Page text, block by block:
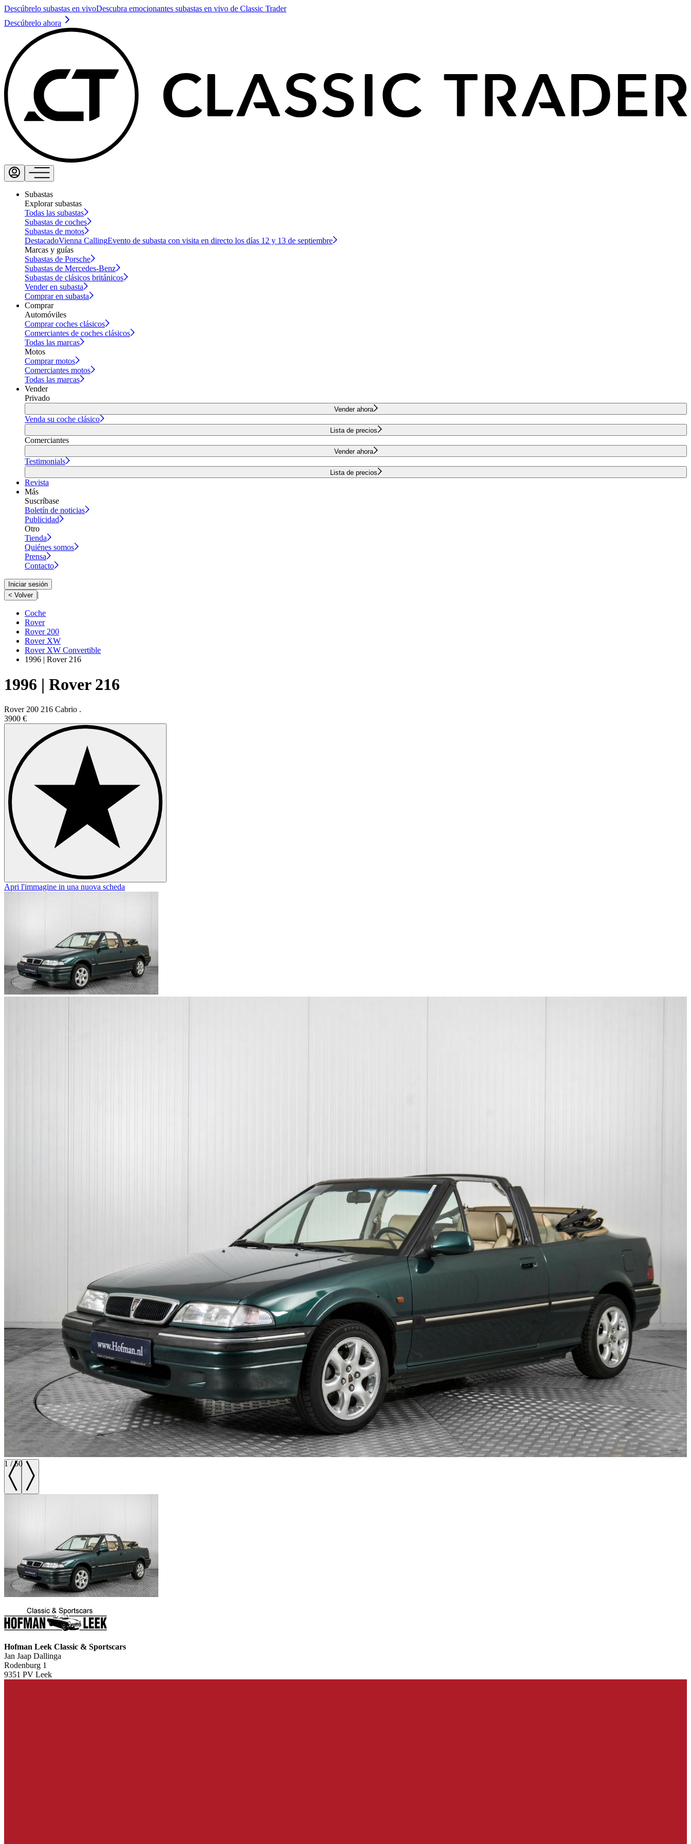
Descúbrelo subastas en vivoDescubra emocionantes subastas en vivo de Classic Trader
Descúbrelo ahora
Subastas
Explorar subastas
Todas las subastas
Subastas de coches
Subastas de motos
DestacadoVienna CallingEvento de subasta con visita en directo los días 12 y 13 de septiembre
Marcas y guías
Subastas de Porsche
Subastas de Mercedes-Benz
Subastas de clásicos británicos
Vender en subasta
Comprar en subasta
Comprar
Automóviles
Comprar coches clásicos
Comerciantes de coches clásicos
Todas las marcas
Motos
Comprar motos
Comerciantes motos
Todas las marcas
Vender
Privado
Vender ahora
Venda su coche clásico
Lista de precios
Comerciantes
Vender ahora
Testimonials
Lista de precios
Revista
Más
Suscríbase
Boletín de noticias
Publicidad
Otro
Tienda
Quiénes somos
Prensa
Contacto
Iniciar sesión
< Volver |
Coche
Rover
Rover 200
Rover XW
Rover XW Convertible
1996 | Rover 216
1996 | Rover 216
Rover 200 216 Cabrio .
3900 €
Apri l'immagine in una nuova scheda
1 /50
Hofman Leek Classic & Sportscars
Jan Jaap Dallinga
Rodenburg 1
9351 PV Leek